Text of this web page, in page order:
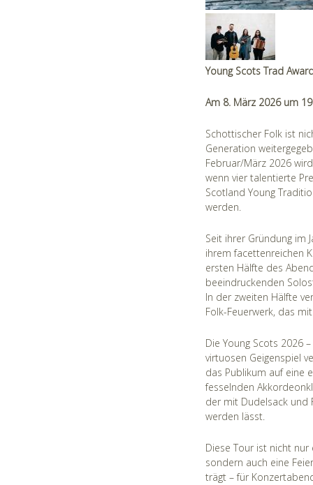
Young Scots Trad
Am 8. März 2026 um
Schottischer Folk ist
Generation
Februar/März 2026
wenn vier talentierte
Scotland Young
werden.
Seit ihrer Gründung im
ihrem facettenreichen
ersten Hälfte des
beeindruckenden
In der zweiten Hälfte
Folk-Feuerwerk, das
Die Young Scots 2026
virtuosen Geigenspiel
das Publikum auf eine
fesselnden
der mit Dudelsack und
werden lässt.
Diese Tour ist nicht
sondern auch eine
trägt – für